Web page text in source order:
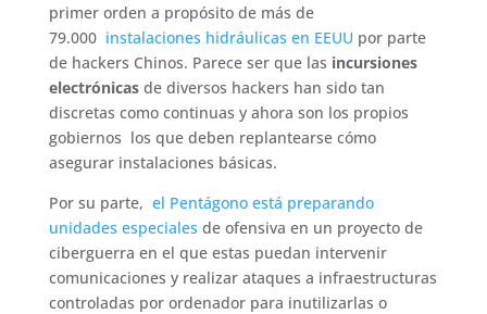
primer orden a propósito de más de
79.000 instalaciones hidráulicas en EEUU por parte
de hackers Chinos. Parece ser que las incursiones
electrónicasde diversos hackers han sido tan
discretas como continuas y ahora son los propios
gobiernos los que deben replantearse cómo
asegurar instalaciones básicas.
Por su parte, el Pentágono está preparando
unidades especiales de ofensiva en un proyecto de
ciberguerra en el que estas puedan intervenir
comunicaciones y realizar ataques a infraestructuras
controladas por ordenador para inutilizarlas o